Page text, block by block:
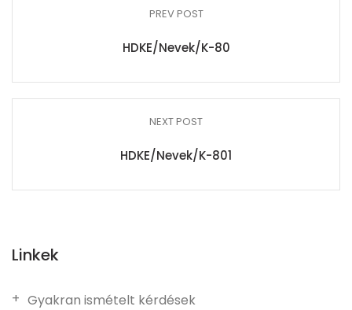
PREV POST
HDKE/Nevek/K-80
NEXT POST
HDKE/Nevek/K-801
Linkek
Gyakran ismételt kérdések